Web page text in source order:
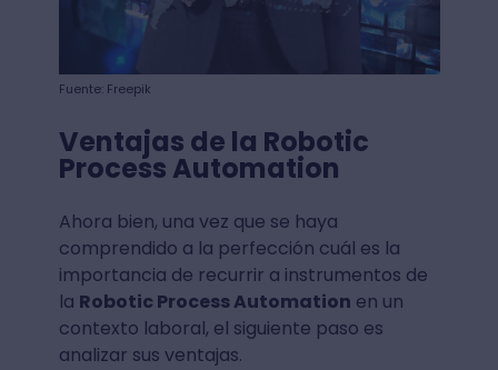
Fuente: Freepik
Ventajas de la Robotic
Process Automation
Ahora bien, una vez que se haya
comprendido a la perfección cuál es la
importancia de recurrir a instrumentos de
la Robotic Process Automation en un
contexto laboral, el siguiente paso es
analizar sus ventajas.